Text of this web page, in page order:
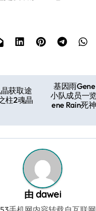
获取途
柱2魂晶
基因雨
小队成员一
ene Rain死
由 dawei